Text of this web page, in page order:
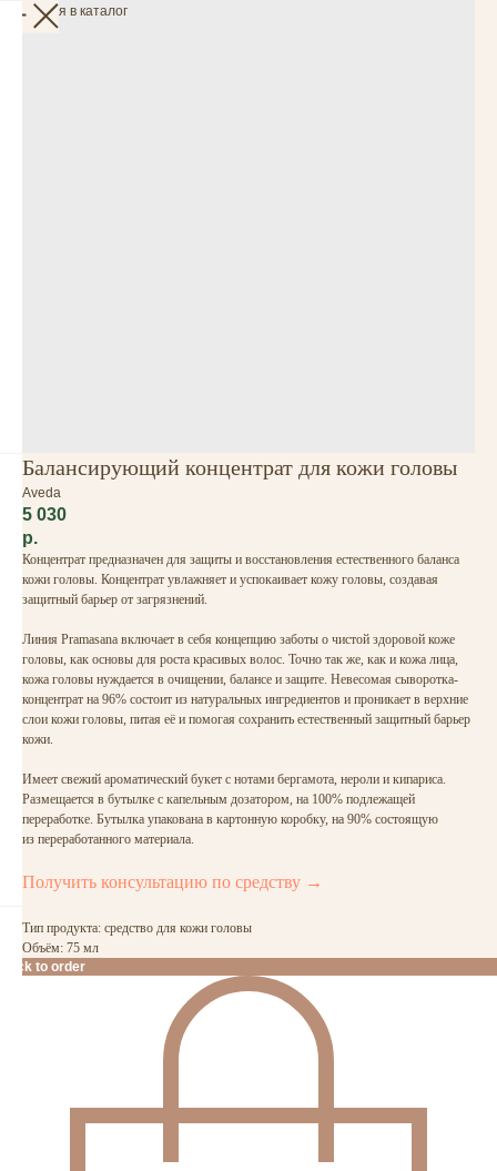
Вернуться в каталог
Балансирующий концентрат для кожи головы
Aveda
5 030
р.
Концентрат предназначен для защиты и восстановления естественного баланса
кожи головы. Концентрат увлажняет и успокаивает кожу головы, создавая
защитный барьер от загрязнений.
Линия Pramasana включает в себя концепцию заботы о чистой здоровой коже
головы, как основы для роста красивых волос. Точно так же, как и кожа лица,
кожа головы нуждается в очищении, балансе и защите. Невесомая сыворотка-
концентрат на 96% состоит из натуральных ингредиентов и проникает в верхние
слои кожи головы, питая её и помогая сохранить естественный защитный барьер
кожи.
Имеет свежий ароматический букет с нотами бергамота, нероли и кипариса.
Размещается в бутылке с капельным дозатором, на 100% подлежащей
переработке. Бутылка упакована в картонную коробку, на 90% состоящую
из переработанного материала.
Получить консультацию по средству →
Тип продукта: средство для кожи головы
Объём: 75 мл
Click to order